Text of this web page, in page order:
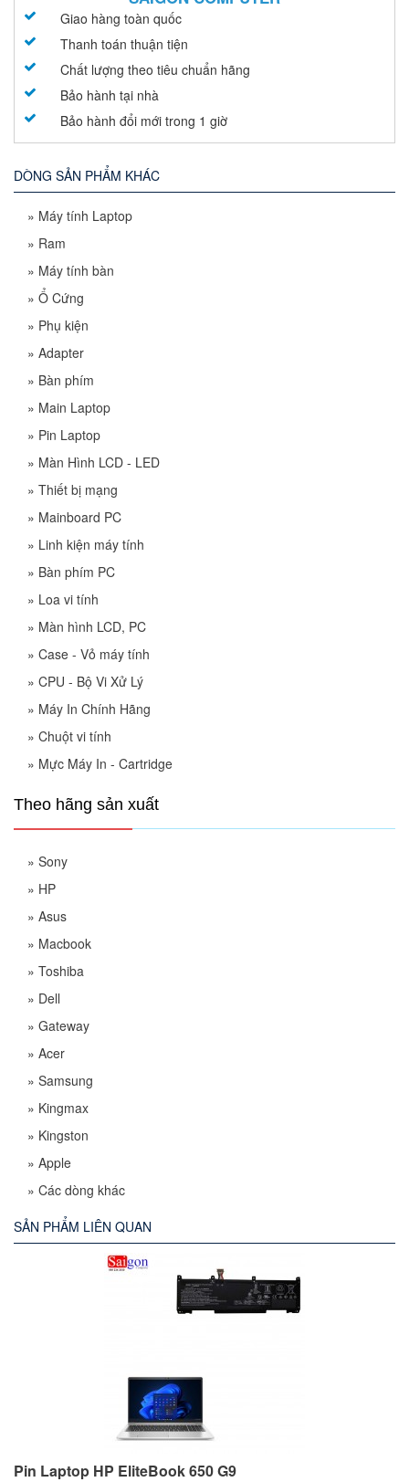
Giao hàng toàn quốc
Thanh toán thuận tiện
Chất lượng theo tiêu chuẩn hãng
Bảo hành tại nhà
Bảo hành đổi mới trong 1 giờ
DÒNG SẢN PHẨM KHÁC
» Máy tính Laptop
» Ram
» Máy tính bàn
» Ổ Cứng
» Phụ kiện
» Adapter
» Bàn phím
» Main Laptop
» Pin Laptop
» Màn Hình LCD - LED
» Thiết bị mạng
» Mainboard PC
» Linh kiện máy tính
» Bàn phím PC
» Loa vi tính
» Màn hình LCD, PC
» Case - Vỏ máy tính
» CPU - Bộ Vi Xử Lý
» Máy In Chính Hãng
» Chuột vi tính
» Mực Máy In - Cartridge
Theo hãng sản xuất
» Sony
» HP
» Asus
» Macbook
» Toshiba
» Dell
» Gateway
» Acer
» Samsung
» Kingmax
» Kingston
» Apple
» Các dòng khác
SẢN PHẨM LIÊN QUAN
Pin Laptop HP EliteBook 650 G9